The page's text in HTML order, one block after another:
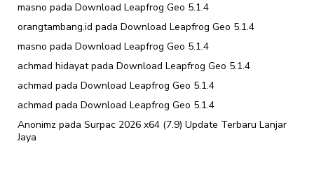
masno pada Download Leapfrog Geo 5.1.4
orangtambang.id pada Download Leapfrog Geo 5.1.4
masno pada Download Leapfrog Geo 5.1.4
achmad hidayatpada Download Leapfrog Geo 5.1.4
achmad pada Download Leapfrog Geo 5.1.4
achmad pada Download Leapfrog Geo 5.1.4
Anonimz pada Surpac 2026 x64 (7.9) Update Terbaru Lanjar
Jaya